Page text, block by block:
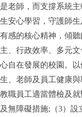
是老師，而支撐系統
生安心學習，守護師
有感的核心精神，傾
主、行政效率、多元
心自在發展的校園。
生、老師及員工健康
教職員工適當體檢及
及無障礙措施;（3）